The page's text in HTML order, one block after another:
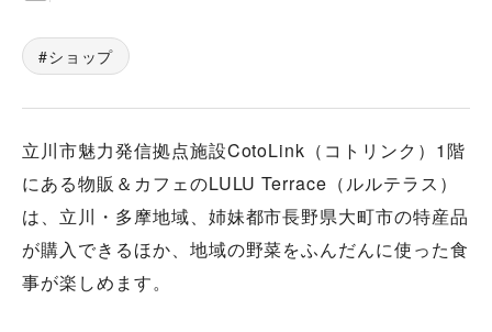
ショップ
立川市魅力発信拠点施設CotoLink（コトリンク）1階
にある物販＆カフェのLULU Terrace（ルルテラス）
は、立川・多摩地域、姉妹都市長野県大町市の特産品
が購入できるほか、地域の野菜をふんだんに使った食
事が楽しめます。